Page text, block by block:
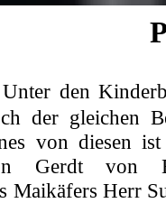
Unter den
der gleichen
von diesen
Gerdt von
Maikäfers Herr